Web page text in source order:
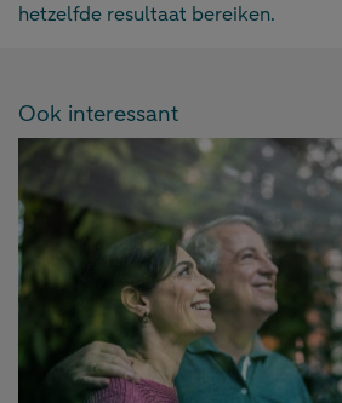
hetzelfde resultaat bereiken.
Ook interessant